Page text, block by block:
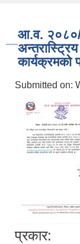
आ.व. २०८०/
कार्यक्रमको
Submitted on:
प्रकार: